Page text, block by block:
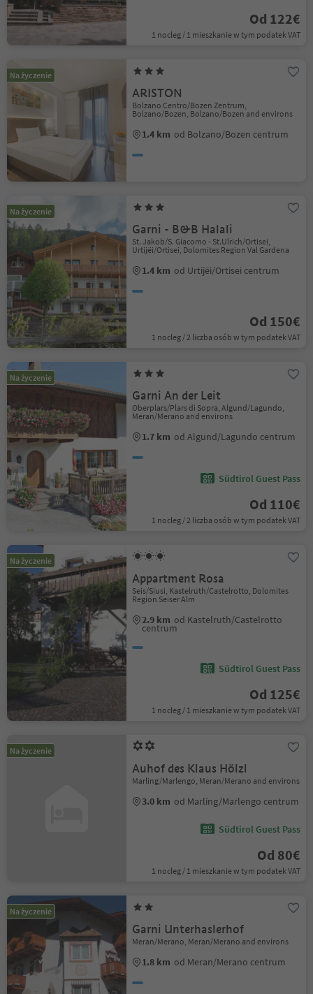
Od 122€
1 nocleg / 1 mieszkanie w tym podatek VAT
Na życzenie
ARISTON
Bolzano Centro/Bozen Zentrum,
Bolzano/Bozen, Bolzano/Bozen and environs
1.4 km od Bolzano/Bozen centrum
Na życzenie
Garni - B&B Halali
St. Jakob/S. Giacomo - St.Ulrich/Ortisei,
Urtijëi/Ortisei, Dolomites Region Val Gardena
1.4 km od Urtijëi/Ortisei centrum
Od 150€
1 nocleg / 2 liczba osób w tym podatek VAT
Na życzenie
Garni An der Leit
Oberplars/Plars di Sopra, Algund/Lagundo,
Meran/Merano and environs
1.7 km od Algund/Lagundo centrum
Südtirol Guest Pass
Od 110€
1 nocleg / 2 liczba osób w tym podatek VAT
Na życzenie
Appartment Rosa
Seis/Siusi, Kastelruth/Castelrotto, Dolomites
Region Seiser Alm
2.9 km od Kastelruth/Castelrotto
centrum
Südtirol Guest Pass
Od 125€
1 nocleg / 1 mieszkanie w tym podatek VAT
Na życzenie
Auhof des Klaus Hölzl
Marling/Marlengo, Meran/Merano and environs
3.0 km od Marling/Marlengo centrum
Südtirol Guest Pass
Od 80€
1 nocleg / 1 mieszkanie w tym podatek VAT
Na życzenie
Garni Unterhaslerhof
Meran/Merano, Meran/Merano and environs
1.8 km od Meran/Merano centrum